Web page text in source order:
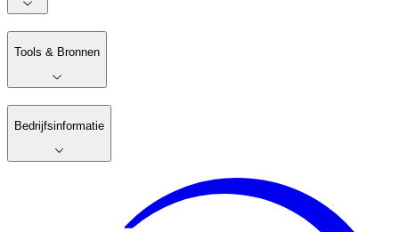
Tools & Bronnen
Bedrijfsinformatie